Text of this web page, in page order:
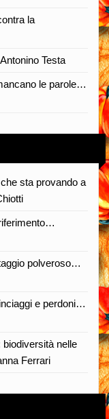
la
Testa
le parole…
sta provando a
polveroso…
e perdoni…
biodiversità nelle
Ferrari